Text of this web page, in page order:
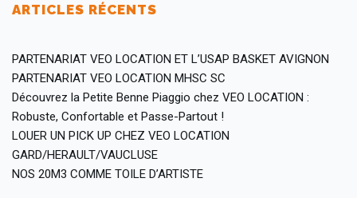
ARTICLES RÉCENTS
PARTENARIAT VEO LOCATION ET L’USAP BASKET AVIGNON
PARTENARIAT VEO LOCATION MHSC SC
Découvrez la Petite Benne Piaggio chez VEO LOCATION :
Robuste, Confortable et Passe-Partout !
LOUER UN PICK UP CHEZ VEO LOCATION
GARD/HERAULT/VAUCLUSE
NOS 20M3 COMME TOILE D’ARTISTE